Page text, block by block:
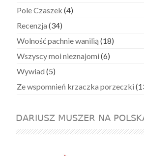
Pole Czaszek (4)
Recenzja (34)
Wolność pachnie wanilią (18)
Wszyscy moi nieznajomi (6)
Wywiad (5)
Ze wspomnień krzaczka porzeczki
DARIUSZ MUSZER NA